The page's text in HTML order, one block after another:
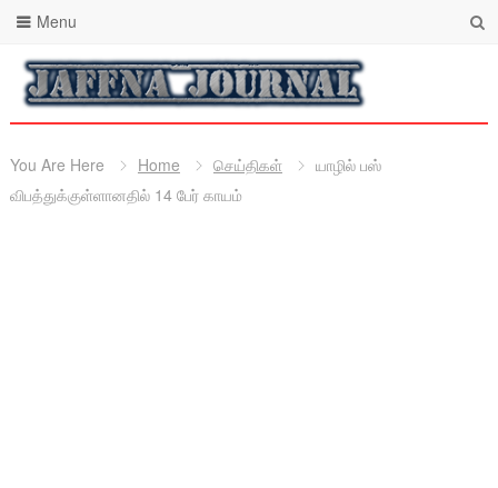
Menu
You Are Here Home செய்திகள்
யாழில் பஸ்
விபத்துக்குள்ளானதில் 14 பேர் காயம்